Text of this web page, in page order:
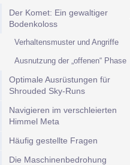
Der Komet: Ein gewaltiger
Bodenkoloss
Verhaltensmuster und Angriffe
Ausnutzung der „offenen“ Phase
Optimale Ausrüstungen für
Shrouded Sky-Runs
Navigieren im verschleierten
Himmel Meta
Häufig gestellte Fragen
Die Maschinenbedrohung